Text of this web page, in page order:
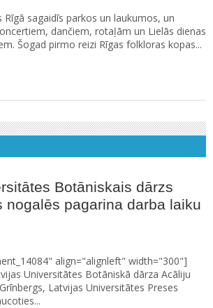
Rīgā sagaidīs parkos un laukumos, un
dančiem, rotaļām un Lielās dienas
Šogad pirmo reizi Rīgas folkloras kopas...
Botāniskais dārzs
nogalēs pagarina darba laiku
align="alignleft" width="300"]
Universitātes Botāniskā dārza Acāliju
Latvijas Universitātes Preses